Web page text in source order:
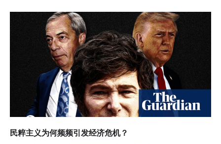
民粹主义为何频频引发经济危机？